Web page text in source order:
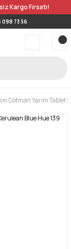
Kargo Fırsatı!
098 73 56
Cotman Yarım Tablet